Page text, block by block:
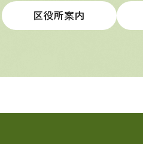
区役所案内